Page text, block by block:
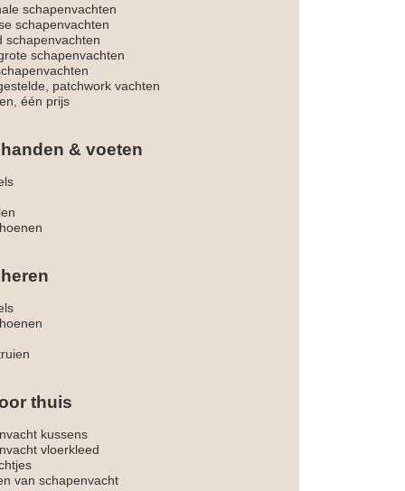
schapenvachten
schapenvachten
schapenvachten
schapenvachten
patchwork vachten
één prijs
& voeten
thuis
kussens
vloerkleed
van schapenvacht